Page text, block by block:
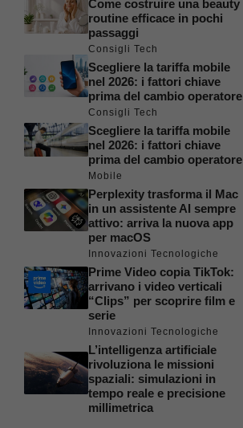
Come costruire una beauty
routine efficace in pochi
passaggi
Consigli Tech
Scegliere la tariffa mobile
nel 2026: i fattori chiave
prima del cambio operatore
Consigli Tech
Scegliere la tariffa mobile
nel 2026: i fattori chiave
prima del cambio operatore
Mobile
Perplexity trasforma il Mac
in un assistente AI sempre
attivo: arriva la nuova app
per macOS
Innovazioni Tecnologiche
Prime Video copia TikTok:
arrivano i video verticali
“Clips” per scoprire film e
serie
Innovazioni Tecnologiche
L’intelligenza artificiale
rivoluziona le missioni
spaziali: simulazioni in
tempo reale e precisione
millimetrica